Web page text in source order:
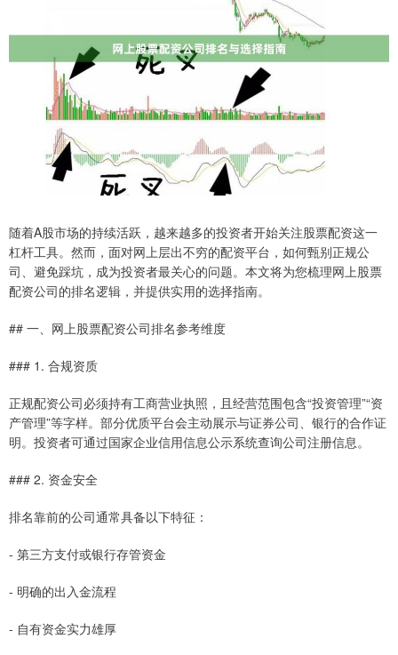
随着A股市场的持续活跃，越来越多的投资者开始关注股票配资这一
杠杆工具。然而，面对网上层出不穷的配资平台，如何甄别正规公
司、避免踩坑，成为投资者最关心的问题。本文将为您梳理网上股票
配资公司的排名逻辑，并提供实用的选择指南。
## 一、网上股票配资公司排名参考维度
### 1. 合规资质
正规配资公司必须持有工商营业执照，且经营范围包含“投资管理”“资
产管理”等字样。部分优质平台会主动展示与证券公司、银行的合作证
明。投资者可通过国家企业信用信息公示系统查询公司注册信息。
### 2. 资金安全
排名靠前的公司通常具备以下特征：
- 第三方支付或银行存管资金
- 明确的出入金流程
- 自有资金实力雄厚